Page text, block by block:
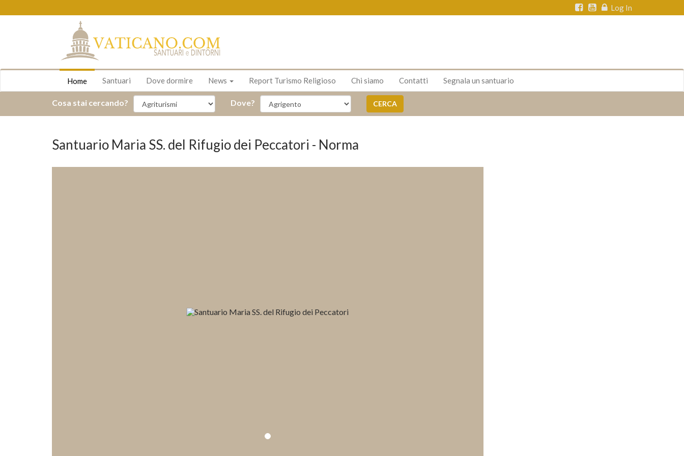
Log In
Home Santuari Dove dormire News Report Turismo Religioso Chi siamo Contatti Segnala un santuario
Cosa stai cercando? Dove? CERCA
Santuario Maria SS. del Rifugio dei Peccatori - Norma